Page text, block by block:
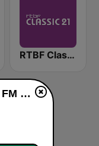
RTBF Classic 21
Rádio Ecoacre 106.5 FM ao vivo